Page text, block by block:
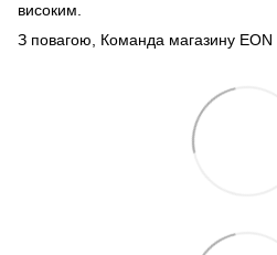
високим.
З повагою, Команда магазину EON